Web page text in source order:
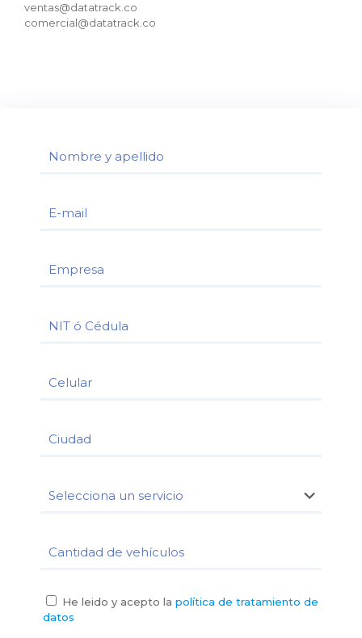
ventas@datatrack.co
comercial@datatrack.co
He leido y acepto la política de tratamiento de
datos